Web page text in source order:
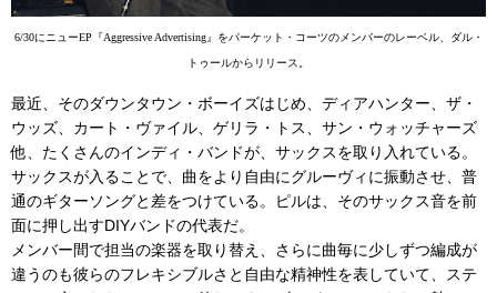
6/30にニューEP『Aggressive Advertising』をパーケット・コーツのメンバーのレーベル、ダル・
トゥールからリリース。
最近、そのダウンタウン・ボーイズはじめ、ディアハンター、ザ・
ウッズ、カート・ヴァイル、ゲリラ・トス、サン・ウォッチャーズ
他、たくさんのインディ・バンドが、サックスを取り入れている。
サックスが入ることで、曲をより自由にグルーヴィに振動させ、普
通のギターソングと差をつけている。ピルは、そのサックス音を前
面に押し出すDIYバンドの代表だ。
メンバー間で担当の楽器を取り替え、さらに曲毎に少しずつ編成が
違うのも彼らのフレキシブルさと自由な精神性を表していて、ステ